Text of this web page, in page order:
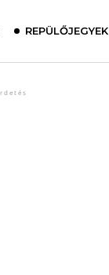
REPÜLŐJEGYEK